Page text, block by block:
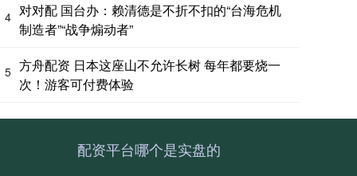
4 对对配 国台办：赖清德是不折不扣的“台海危机
制造者”“战争煽动者”
5 方舟配资 日本这座山不允许长树 每年都要烧一
次！游客可付费体验
配资平台哪个是实盘的